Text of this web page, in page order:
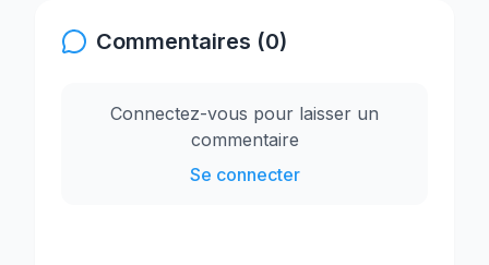
Commentaires (0)
Connectez-vous pour laisser un
commentaire
Se connecter